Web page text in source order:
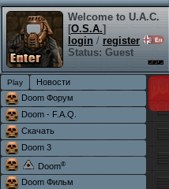
Welcome to U.A.C.
[O.S.A.]
login / register
Status: Guest
Новости
Doom Форум
Doom - F.A.Q.
Скачать
Doom 3
Doom®
Doom Фильм